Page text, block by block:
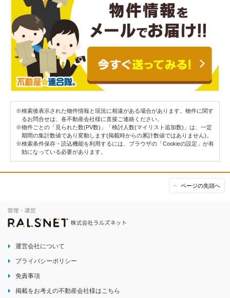
※検索後表示された物件情報と現況に相違がある場合があります。物件に関す
るお問合せは、各不動産会社様に直接ご連絡ください。
※物件ごとの「見られた数(PV数)」「検討人数(マイリスト追加数)」は、一定
期間の集計数値であり変動します(掲載時からの累計数値ではありません)。
※検索条件保存・読込機能を利用するには、ブラウザの「Cookieの設定」が有
効になっている必要があります。
ページの先頭へ
運営会社について
プライバシーポリシー
免責事項
掲載をお考えの不動産会社様はこちら